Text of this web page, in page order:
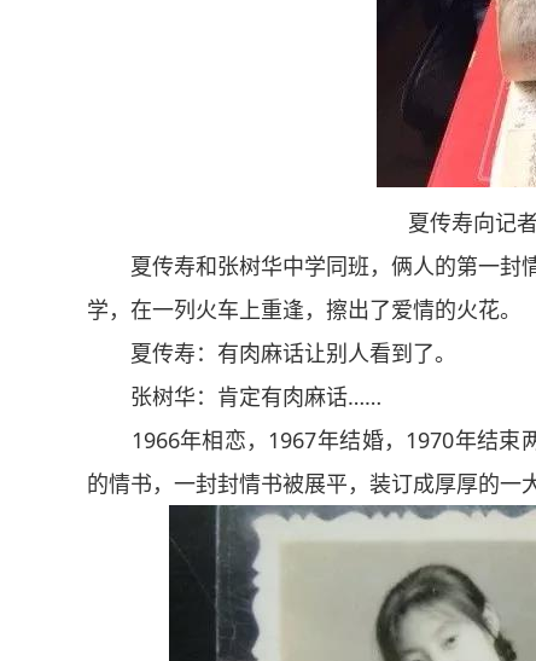
夏传寿向记者
夏传寿和张树华中学同班，俩人的第一封
学，在一列火车上重逢，擦出了爱情的火花
夏传寿：有肉麻话让别人看到了。
张树华：肯定有肉麻话……
1966年相恋，1967年结婚，1970年结束
的情书，一封封情书被展平，装订成厚厚的一